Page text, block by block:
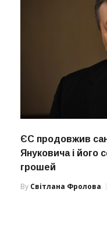
ЄС продовжив
Януковича і його
грошей
By Світлана Фролова